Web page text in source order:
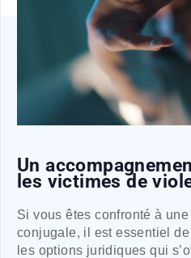
Un
les victimes de
Si vous êtes confronté à
conjugale, il est essentiel
les options juridiques qui